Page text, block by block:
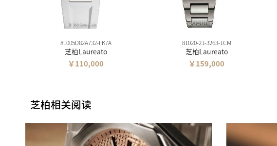
81005D82A732-FK7A
芝柏Laureato
￥110,000
81020-21-3263-1CM
芝柏Laureato
￥159,000
芝柏相关阅读